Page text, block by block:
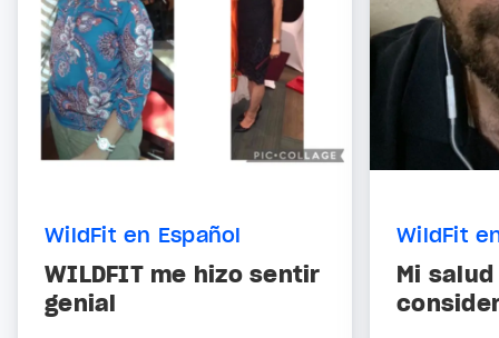
WildFit en Español
WILDFIT me hizo sentir
genial
WildFit
Mi